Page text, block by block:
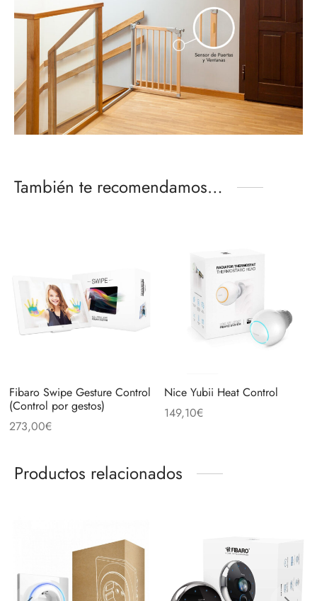
También te recomendamos…
Fibaro Swipe Gesture Control
(Control por gestos)
273,00€
Nice Yubii Heat Control
149,10€
Productos relacionados